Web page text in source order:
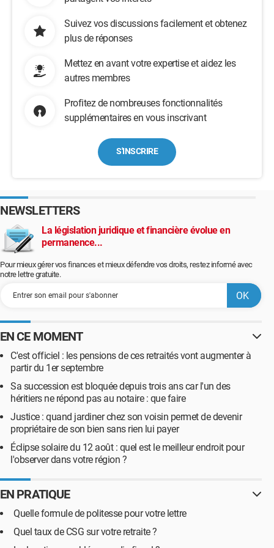
Suivez vos discussions facilement et obtenez
plus de réponses
Mettez en avant votre expertise et aidez les
autres membres
Profitez de nombreuses fonctionnalités
supplémentaires en vous inscrivant
S'INSCRIRE
NEWSLETTERS
La législation juridique et financière évolue en
permanence...
Pour mieux gérer vos finances et mieux défendre vos droits, restez informé avec
notre lettre gratuite.
EN CE MOMENT
C'est officiel : les pensions de ces retraités vont augmenter à
partir du 1er septembre
Sa succession est bloquée depuis trois ans car l'un des
héritiers ne répond pas au notaire : que faire
Justice : quand jardiner chez son voisin permet de devenir
propriétaire de son bien sans rien lui payer
Éclipse solaire du 12 août : quel est le meilleur endroit pour
l'observer dans votre région ?
EN PRATIQUE
Quelle formule de politesse pour votre lettre
Quel taux de CSG sur votre retraite ?